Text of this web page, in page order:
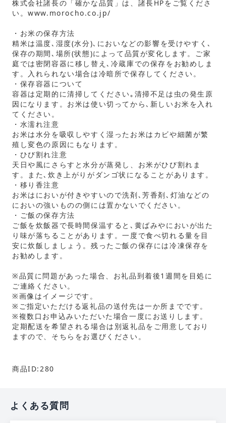
株式会社諸長の「確かな品質」は、諸長HPをご覧くださ
い。www.morocho.co.jp/
・お米の保存方法
精米は温度､湿度(水分)､においなどの影響を受けやすく､
保存の期間､場所(状態)によって品質が変化します。ご家
庭では密閉容器に移し替え､冷蔵庫での保存をお勧めしま
す。入れられない場合は冷暗所で保存してください。
・保存容器について
容器は定期的に清掃してください｡清掃不足は虫の発生原
因になります。お米は使い切ってから､新しいお米を入れ
てください。
・水濡れ注意
お米は水分を吸収しやすく湿ったお米はカビや細菌が繁
殖し変色の原因にもなります。
・ひび割れ注意
天日や風にさらすと水分が蒸発し、お米がひび割れま
す。また､炊き上がりがダンゴ状になることがあります。
・移り香注意
お米はにおいが付きやすいので洗剤､芳香剤､灯油などの
においの強いものの側には置かないでください。
・ご飯の保存方法
ご飯を炊飯器で長時間保温すると､黄ばみやにおいが出た
り味が落ちることがあります。一度で食べ切れる量を目
安に炊飯しましょう。残ったご飯の保存には冷凍保存を
お勧めします。
※品質に問題があった場合、お礼品到着後1週間を目処に
ご連絡ください。
※画像はイメージです。
※ご指定いただける返礼品の送付先は一か所までです。
※複数口お申込みいただいた場合一度にお送りします。
定期配送を希望される場合は別返礼品をご用意しており
ますので、そちらをお選びください。
商品ID:280
よくある質問